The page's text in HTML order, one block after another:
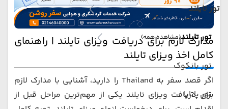
تور تایلند
تور تایلند(مشاهده همه)
تور بانکوک
تور پاتایا
مدارک لازم برای دریافت ویزای تایلند | راهنمای
کامل اخذ ویزای تایلند
اگر قصد سفر به Thailand را دارید، آشنایی با مدارک لازم
برای دریافت ویزای تایلند یکی از مهم‌ترین مراحل قبل از